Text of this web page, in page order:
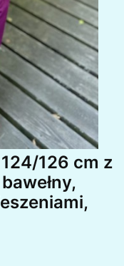
126 cm z